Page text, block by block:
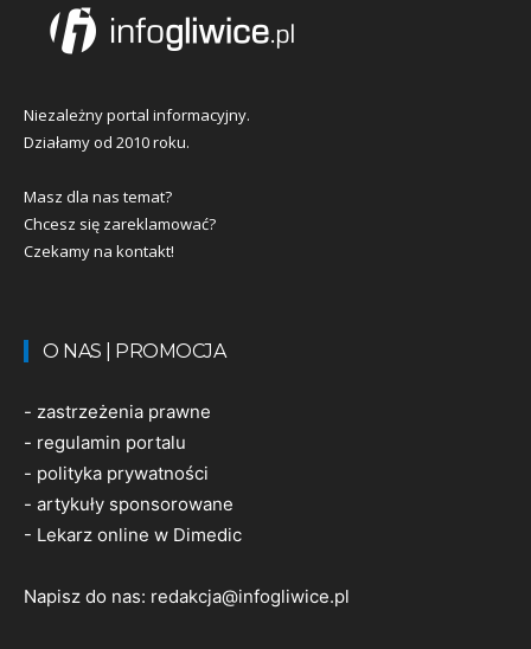
Niezależny portal informacyjny.
Działamy od 2010 roku.
Masz dla nas temat?
Chcesz się zareklamować?
Czekamy na kontakt!
O NAS | PROMOCJA
- zastrzeżenia prawne
- regulamin portalu
- polityka prywatności
- artykuły sponsorowane
- Lekarz online w Dimedic
Napisz do nas: redakcja@infogliwice.pl